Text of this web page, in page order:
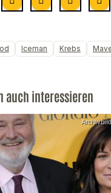
Iceman Krebs
auch interessieren